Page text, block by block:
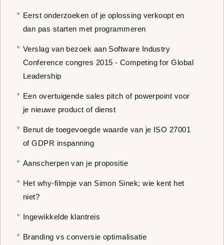
Eerst onderzoeken of je oplossing verkoopt en
dan pas starten met programmeren
Verslag van bezoek aan Software Industry
Conference congres 2015 - Competing for Global
Leadership
Een overtuigende sales pitch of powerpoint voor
je nieuwe product of dienst
Benut de toegevoegde waarde van je ISO 27001
of GDPR inspanning
Aanscherpen van je propositie
Het why-filmpje van Simon Sinek; wie kent het
niet?
Ingewikkelde klantreis
Branding vs conversie optimalisatie